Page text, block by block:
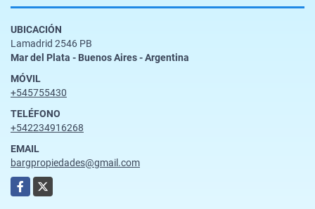
UBICACIÓN
Lamadrid 2546 PB
Mar del Plata - Buenos Aires - Argentina
MÓVIL
+545755430
TELÉFONO
+542234916268
EMAIL
bargpropiedades@gmail.com
Facebook
X